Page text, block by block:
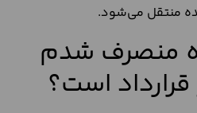
منتقل می‌شود.
منصرف شدم
است؟